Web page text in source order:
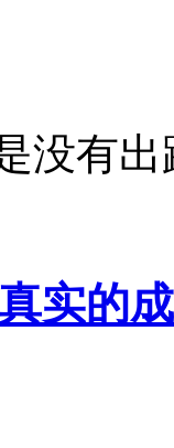
没有
实的